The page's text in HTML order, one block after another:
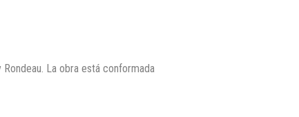
La obra está conformada